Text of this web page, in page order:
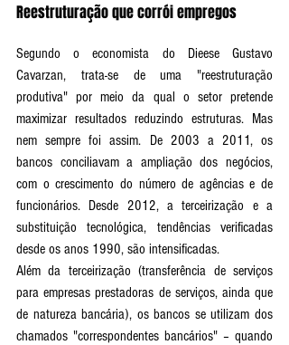
Reestruturação que corrói empregos
Segundo o economista do Dieese Gustavo
Cavarzan, trata-se de uma "reestruturação
produtiva" por meio da qual o setor pretende
maximizar resultados reduzindo estruturas. Mas
nem sempre foi assim. De 2003 a 2011, os
bancos conciliavam a ampliação dos negócios,
com o crescimento do número de agências e de
funcionários. Desde 2012, a terceirização e a
substituição tecnológica, tendências verificadas
desde os anos 1990, são intensificadas.
Além da terceirização (transferência de serviços
para empresas prestadoras de serviços, ainda que
de natureza bancária), os bancos se utilizam dos
chamados "correspondentes bancários" – quando